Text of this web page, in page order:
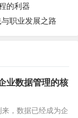
的利器
职业发展之路
业数据管理的核
，数据已经成为企